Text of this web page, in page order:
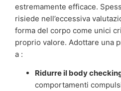
estremamente efficace.
risiede nell’eccessiva
forma del corpo come unici
proprio valore. Adottare una
a :
Ridurre il body
comportamenti